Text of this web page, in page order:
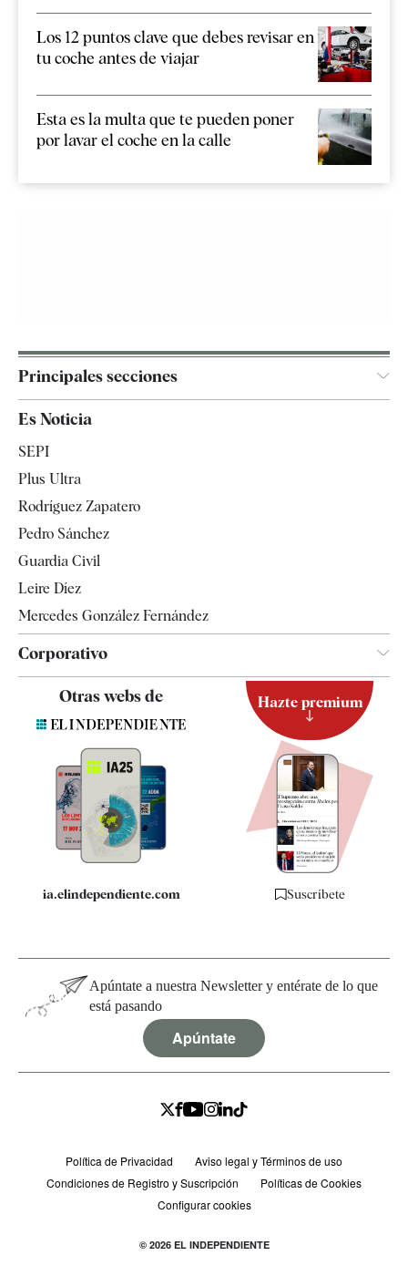
Los 12 puntos clave que debes revisar en
tu coche antes de viajar
Esta es la multa que te pueden poner
por lavar el coche en la calle
Principales secciones
Televisión
Es Noticia
SEPI
Plus Ultra
Rodríguez Zapatero
Pedro Sánchez
Guardia Civil
Leire Díez
Mercedes González Fernández
Corporativo
Quiénes somos
Especificaciones
Otras webs de
ia.elindependiente.com
Hazte premium
Suscríbete
Apúntate a nuestra Newsletter y entérate de lo que
está pasando
Apúntate
Política de Privacidad
Aviso legal y Términos de uso
Condiciones de Registro y Suscripción
Políticas de Cookies
Configurar cookies
© 2026 EL INDEPENDIENTE